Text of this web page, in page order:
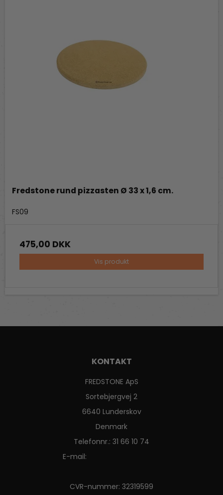
Fredstone rund pizzasten Ø 33 x 1,6 cm.
FS09
475,00 DKK
Vis produkt
KONTAKT
FREDSTONE ApS
Sortebjergvej 2
6640 Lunderskov
Denmark
Telefonnr.: 31 66 10 74
E-mail:
CVR-nummer: 32319599